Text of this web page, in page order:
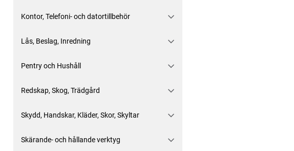
Kontor, Telefoni- och datortillbehör
Lås, Beslag, Inredning
Pentry och Hushåll
Redskap, Skog, Trädgård
Skydd, Handskar, Kläder, Skor, Skyltar
Skärande- och hållande verktyg